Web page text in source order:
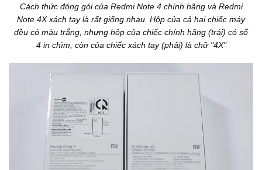
Cách thức đóng gói của Redmi Note 4 chính hãng và Redmi
Note 4X xách tay là rất giống nhau. Hộp của cả hai chiếc máy
đều có màu trắng, nhưng hộp của chiếc chính hãng (trái) có số
4 in chìm, còn của chiếc xách tay (phải) là chữ "4X"